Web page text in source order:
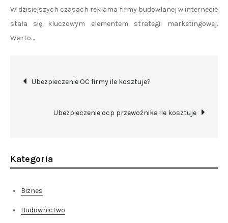
W dzisiejszych czasach reklama firmy budowlanej w internecie
stała się kluczowym elementem strategii marketingowej.
Warto…
Nawigacja
wpisu
Ubezpieczenie OC firmy ile kosztuje?
Ubezpieczenie ocp przewoźnika ile kosztuje
Kategoria
Biznes
Budownictwo